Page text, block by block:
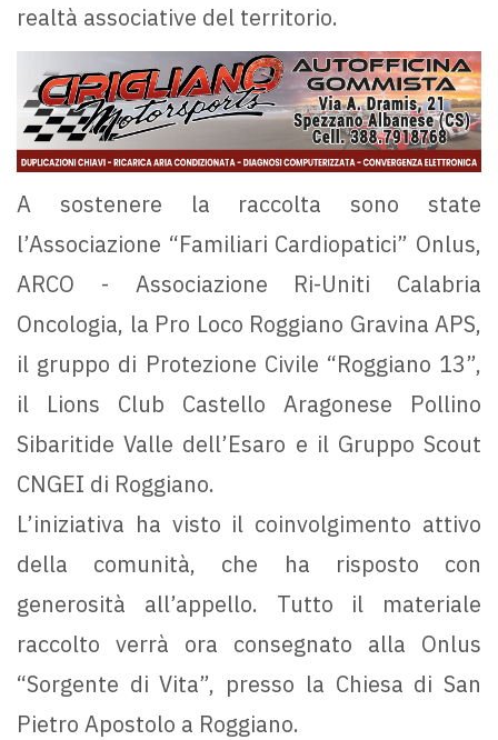
realtà associative del territorio.
A sostenere la raccolta sono state
l’Associazione “Familiari Cardiopatici” Onlus,
ARCO - Associazione Ri-Uniti Calabria
Oncologia, la Pro Loco Roggiano Gravina APS,
il gruppo di Protezione Civile “Roggiano 13”,
il Lions Club Castello Aragonese Pollino
Sibaritide Valle dell’Esaro e il Gruppo Scout
CNGEI di Roggiano.
L’iniziativa ha visto il coinvolgimento attivo
della comunità, che ha risposto con
generosità all’appello. Tutto il materiale
raccolto verrà ora consegnato alla Onlus
“Sorgente di Vita”, presso la Chiesa di San
Pietro Apostolo a Roggiano.